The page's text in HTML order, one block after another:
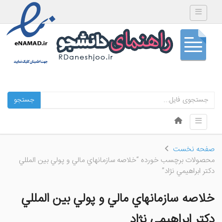
Toggle navigation
جستجو
Menu
Skip to content
Toggle navigation
صفحه نخست
محصولات برچسب خورده “خلاصه سازمانهاي مالي و پولي بين المللي
دكتر ابراهيمي نژاد”
خلاصه سازمانهاي مالي و پولي بين المللي